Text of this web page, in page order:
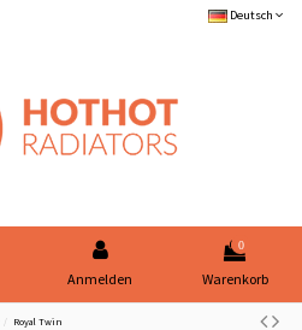
Deutsch
Anmelden
0
Warenkorb
Royal Twin